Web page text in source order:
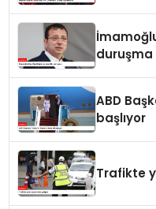
duruşma
ABD
başlıyor
Trafikte